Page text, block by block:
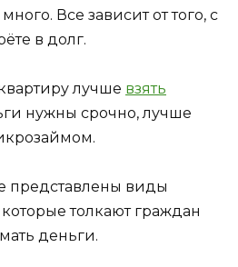
Все зависит от того, с
в долг.
лучше взять
нужны срочно, лучше
представлены виды
толкают граждан
деньги.